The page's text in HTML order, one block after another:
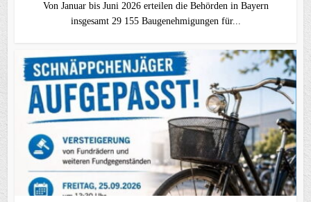
Von Januar bis Juni 2026 erteilen die Behörden in Bayern
insgesamt 29 155 Baugenehmigungen für...